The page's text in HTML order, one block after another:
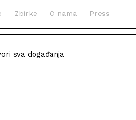
Zbirke O nama Press
sva događanja